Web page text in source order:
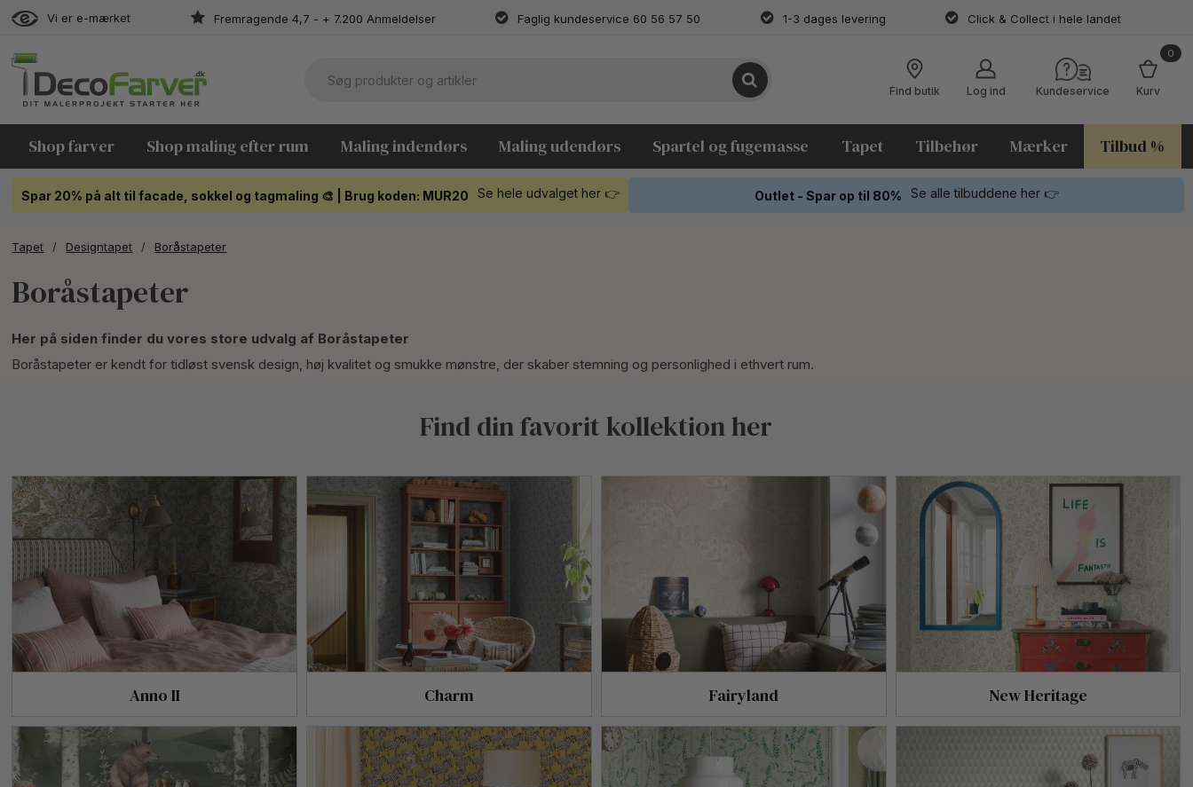
Vi er e-mærket Fremragende 4,7 - + 7.200 Anmeldelser Faglig kundeservice 60 56 57 50 1-3 dages levering Click & Collect i hele landet
Find butik Log ind Kundeservice
0
Kurv
Shop farver Shop maling efter rum Maling indendørs Maling udendørs Spartel og fugemasse Tapet Tilbehør Mærker Tilbud %
Spar 20% på alt til facade, sokkel og tagmaling 🎨 | Brug koden: MUR20 Se hele udvalget her 👉 Outlet - Spar op til 80% Se alle tilbuddene her 👉
Tapet / Designtapet / Boråstapeter
Boråstapeter
Her på siden finder du vores store udvalg af Boråstapeter
Boråstapeter er kendt for tidløst svensk design, høj kvalitet og smukke mønstre, der skaber stemning og personlighed i ethvert rum.
Find din favorit kollektion her
Anno II Charm Fairyland New Heritage